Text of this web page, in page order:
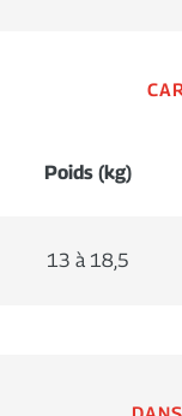
Poids (kg)
13 à 18,5